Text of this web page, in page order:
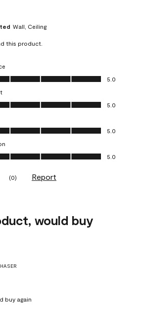
Wall, Ceiling
this product.
5.0 out of 5
5.0
5.0 out of 5
5.0
out of 5
5.0
5.0 out of 5
5.0
(0) Report
would buy
buy again